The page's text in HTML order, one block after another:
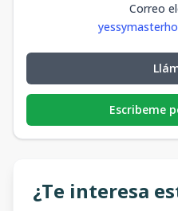
Correo
Escribeme
¿Te interesa